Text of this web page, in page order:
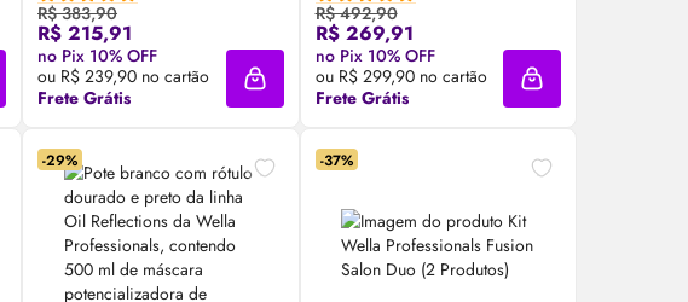
à sacola
R$ 383,90
R$ 215,91
no Pix 10% OFF
ou R$ 239,90 no cartão
Frete Grátis
Compre Agora ❯
Adicionar à sacola
R$ 492,90
R$ 269,91
no Pix 10% OFF
ou R$ 299,90 no cartão
Frete Grátis
Compre Agora ❯
Adicionar à sacola
-29% -37%